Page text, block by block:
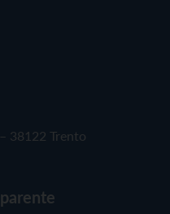
38122 Trento